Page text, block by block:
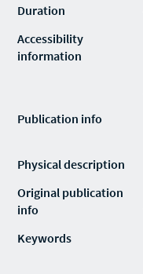
Duration
Accessibility
information
Publication info
Physical description
Original publication
info
Keywords